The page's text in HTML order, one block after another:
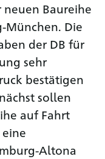
neuen Baureihe
München. Die
der DB für
sehr
bestätigen
sollen
auf Fahrt
Altona